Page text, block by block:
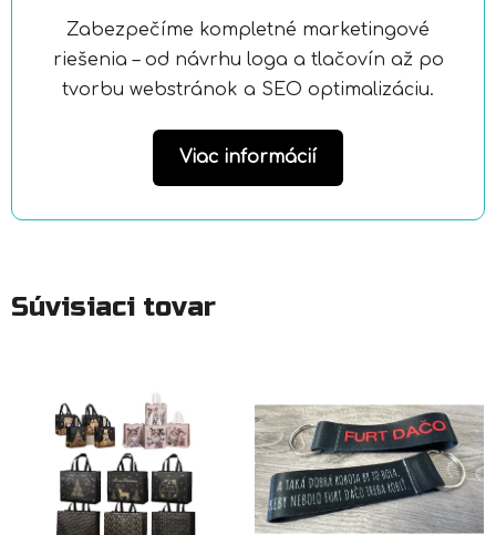
Zabezpečíme kompletné marketingové
riešenia – od návrhu loga a tlačovín až po
tvorbu webstránok a SEO optimalizáciu.
Viac informácií
Súvisiaci tovar